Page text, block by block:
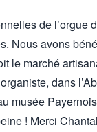
de l’orgue
Nous avons
le marché
dans
musée
! Merci